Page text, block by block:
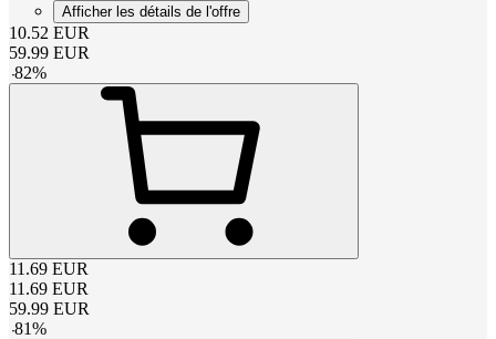
Afficher les détails de l'offre
10.52 EUR
59.99 EUR
-82%
11.69 EUR
11.69 EUR
59.99 EUR
-81%